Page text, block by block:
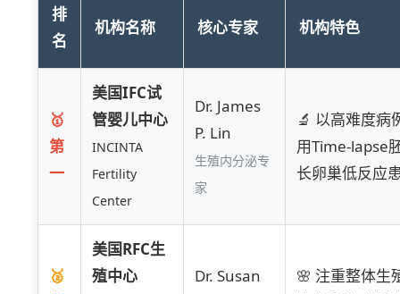
排
名
机构名称 核心专家 机构特色
🥇
第
一
美国IFC试
管婴儿中心
INCINTA
Fertility
Center
Dr. James
P. Lin
生殖内分泌专
家
🔬 以高难度病
用Time-lapse
长卵巢低反应
🥈
美国RFC生
殖中心
Dr. Susan
🌸 注重整体生